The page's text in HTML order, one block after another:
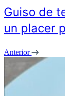
Guiso de
un placer
Anterior